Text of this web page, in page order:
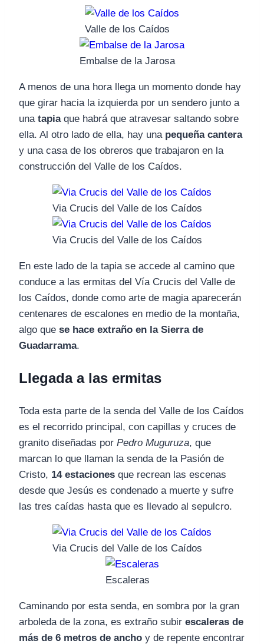
Valle de los Caídos
Embalse de la Jarosa
A menos de una hora llega un momento donde hay
que girar hacia la izquierda por un sendero junto a
una tapiaque habrá que atravesar saltando sobre
ella. Al otro lado de ella, hay una pequeña cantera
y una casa de los obreros que trabajaron en la
construcción del Valle de los Caídos.
Via Crucis del Valle de los Caídos
Via Crucis del Valle de los Caídos
En este lado de la tapia se accede al camino que
conduce a las ermitas del Vía Crucis del Valle de
los Caídos, donde como arte de magia aparecerán
centenares de escalones en medio de la montaña,
algo que se hace extraño en la Sierra de
Guadarrama.
Llegada a las ermitas
Toda esta parte de la senda del Valle de los Caídos
es el recorrido principal, con capillas y cruces de
granito diseñadas por Pedro Muguruza, que
marcan lo que llaman la senda de la Pasión de
Cristo, 14 estaciones que recrean las escenas
desde que Jesús es condenado a muerte y sufre
las tres caídas hasta que es llevado al sepulcro.
Via Crucis del Valle de los Caídos
Escaleras
Caminando por esta senda, en sombra por la gran
arboleda de la zona, es extraño subir escaleras de
más de 6 metros de ancho y de repente encontrar